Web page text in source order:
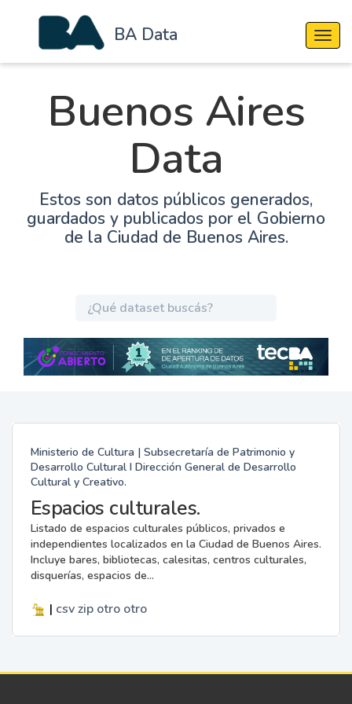
BA Data
Buenos Aires
Data
Estos son datos públicos generados,
guardados y publicados por el Gobierno
de la Ciudad de Buenos Aires.
Ministerio de Cultura | Subsecretaría de Patrimonio y
Desarrollo Cultural I Dirección General de Desarrollo
Cultural y Creativo.
Espacios culturales.
Listado de espacios culturales públicos, privados e
independientes localizados en la Ciudad de Buenos Aires.
Incluye bares, bibliotecas, calesitas, centros culturales,
disquerías, espacios de...
| csv zip otro otro